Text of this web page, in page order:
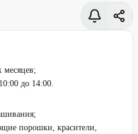
месяцев;
до 14:00.
порошки, красители,